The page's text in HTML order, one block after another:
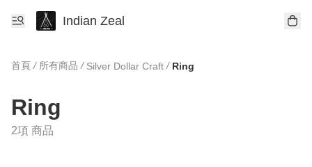
Indian Zeal
首頁 / 所有商品 / Silver Dollar Craft / Ring
Ring
2項 商品